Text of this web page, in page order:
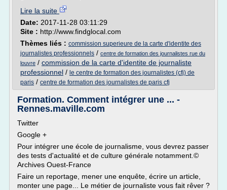
Lire la suite
Date: 2017-11-28 03:11:29
Site : http://www.findglocal.com
Thèmes liés : commission superieure de la carte d'identite des
journalistes professionnels / centre de formation des journalistes rue du
louvre / commission de la carte d'identite de journaliste
professionnel / le centre de formation des journalistes (cfj) de
paris / centre de formation des journalistes de paris cfj
Formation. Comment intégrer une ... -
Rennes.maville.com
Twitter
Google +
Pour intégrer une école de journalisme, vous devrez passer
des tests d'actualité et de culture générale notamment.©
Archives Ouest-France
Faire un reportage, mener une enquête, écrire un article,
monter une page... Le métier de journaliste vous fait rêver ?